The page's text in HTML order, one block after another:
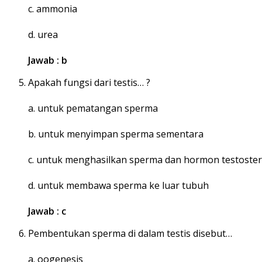
c. ammonia
d. urea
Jawab : b
Apakah fungsi dari testis… ?
a. untuk pematangan sperma
b. untuk menyimpan sperma sementara
c. untuk menghasilkan sperma dan hormon
d. untuk membawa sperma ke luar tubuh
Jawab : c
Pembentukan sperma di dalam testis disebut…
a. oogenesis